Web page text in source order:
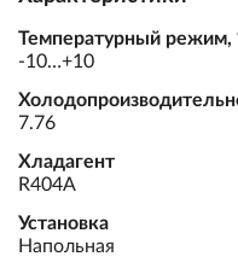
Температурный режим,
-10…+10
7.76
Хладагент
R404A
Установка
Напольная